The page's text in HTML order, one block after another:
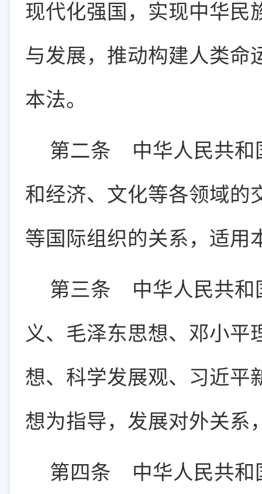
现代化强国，实现中华民
与发展，推动构建人类命
本法。
第二条 中华人民共和
和经济、文化等各领域的
等国际组织的关系，适用
第三条 中华人民共和
义、毛泽东思想、邓小平
想、科学发展观、习近平
想为指导，发展对外关系
第四条 中华人民共和